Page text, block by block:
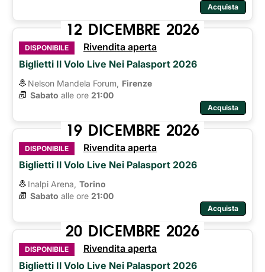
Acquista
12 DICEMBRE 2026
DISPONIBILE
Rivendita aperta
Biglietti Il Volo Live Nei Palasport 2026
Nelson Mandela Forum, Firenze
Sabato alle ore 21:00
Acquista
19 DICEMBRE 2026
DISPONIBILE
Rivendita aperta
Biglietti Il Volo Live Nei Palasport 2026
Inalpi Arena, Torino
Sabato alle ore 21:00
Acquista
20 DICEMBRE 2026
DISPONIBILE
Rivendita aperta
Biglietti Il Volo Live Nei Palasport 2026